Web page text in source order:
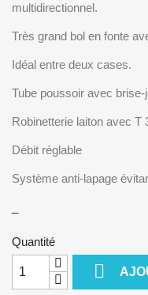
multidirectionnel.
Très grand bol en fonte
Idéal entre deux cases.
Tube poussoir avec
Robinetterie laiton avec T
Débit réglable
Système anti-lapage
Quantité
